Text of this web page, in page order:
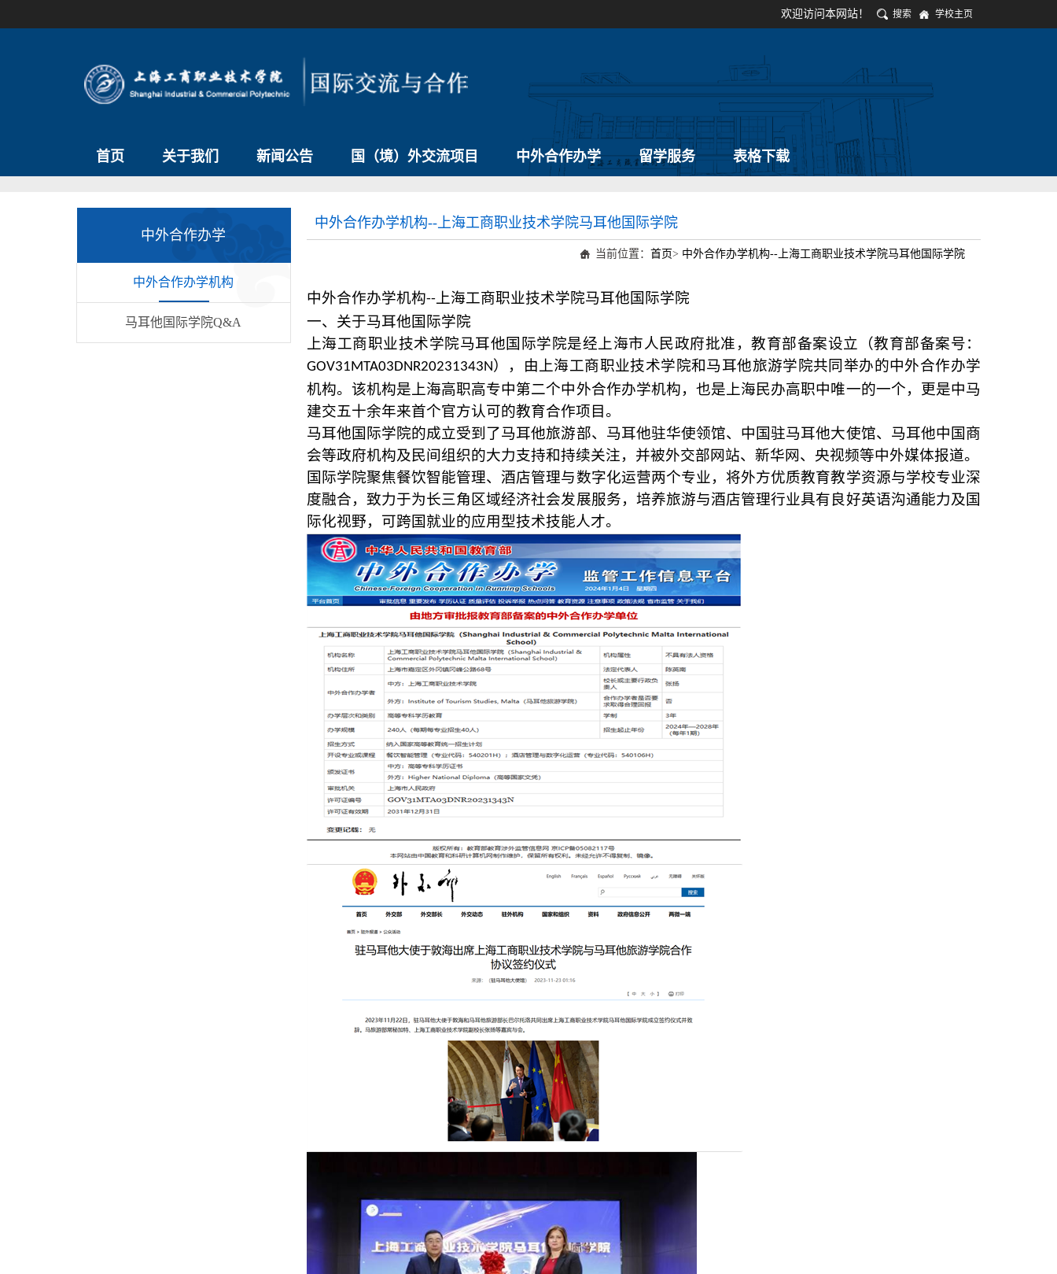
欢迎访问本网站！ 搜索 学校主页
首页 关于我们 新闻公告 国（境）外交流项目 中外合作办学 留学服务 表格下载
中外合作办学
中外合作办学机构
马耳他国际学院Q&A
中外合作办学机构--上海工商职业技术学院马耳他国际学院
当前位置： 首页> 中外合作办学机构--上海工商职业技术学院马耳他国际学院
中外合作办学机构--上海工商职业技术学院马耳他国际学院
一、关于马耳他国际学院
上海工商职业技术学院马耳他国际学院是经上海市人民政府批准，教育部备案设立（教育部备案号：
GOV31MTA03DNR20231343N），由上海工商职业技术学院和马耳他旅游学院共同举办的中外合作办学
机构。该机构是上海高职高专中第二个中外合作办学机构，也是上海民办高职中唯一的一个，更是中马
建交五十余年来首个官方认可的教育合作项目。
马耳他国际学院的成立受到了马耳他旅游部、马耳他驻华使领馆、中国驻马耳他大使馆、马耳他中国商
会等政府机构及民间组织的大力支持和持续关注，并被外交部网站、新华网、央视频等中外媒体报道。
国际学院聚焦餐饮智能管理、酒店管理与数字化运营两个专业，将外方优质教育教学资源与学校专业深
度融合，致力于为长三角区域经济社会发展服务，培养旅游与酒店管理行业具有良好英语沟通能力及国
际化视野，可跨国就业的应用型技术技能人才。